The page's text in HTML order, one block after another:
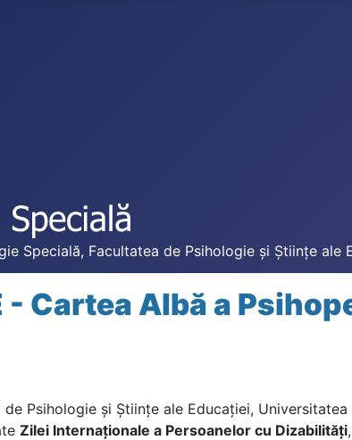
Specială, Facultatea de Psihologie și Științe
- Cartea Albă a
Psihologie și Științe ale Educației,
Zilei Internaționale a Persoanelor cu Dizabilități